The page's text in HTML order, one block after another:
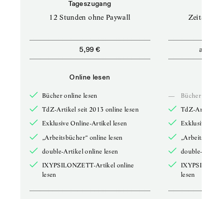
Tageszugang
12 Stunden ohne Paywall
5,99 €
Online lesen
Bücher online lesen
TdZ-Artikel seit 2013 online lesen
Exklusive Online-Artikel lesen
„Arbeitsbücher“ online lesen
double-Artikel online lesen
IXYPSILONZETT-Artikel online
lesen
ab
—
Bücher online
TdZ-Artikel
Exklusive
double-
lesen